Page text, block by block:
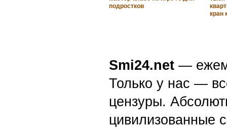
подростков
кран
Smi24.net —
Только у нас —
цензуры.
цивилизованные